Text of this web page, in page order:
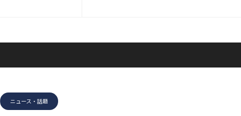
ニュース・話題